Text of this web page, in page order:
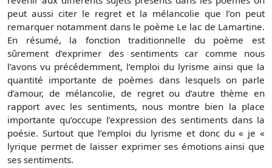
peut aussi citer le regret et la mélancolie que l’on peut
remarquer notamment dans le poème Le lac de Lamartine.
En résumé, la fonction traditionnelle du poème est
sûrement d’exprimer des sentiments car comme nous
l’avons vu précédemment, l’emploi du lyrisme ainsi que la
quantité importante de poèmes dans lesquels on parle
d’amour, de mélancolie, de regret ou d’autre thème en
rapport avec les sentiments, nous montre bien la place
importante qu’occupe l’expression des sentiments dans la
poésie. Surtout que l’emploi du lyrisme et donc du « je «
lyrique permet de laisser exprimer ses émotions ainsi que
ses sentiments.